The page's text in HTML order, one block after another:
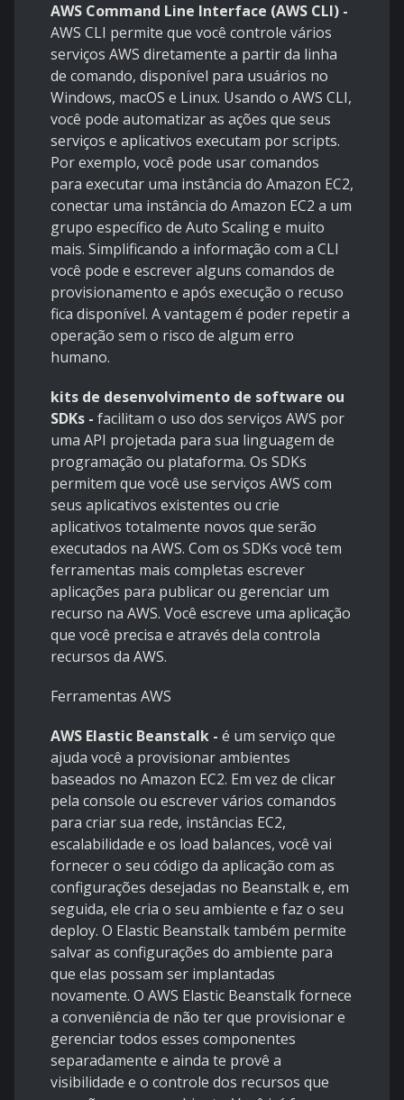
AWS Command Line Interface (AWS CLI) -
AWS CLI permite que você controle vários
serviços AWS diretamente a partir da linha
de comando, disponível para usuários no
Windows, macOS e Linux. Usando o AWS CLI,
você pode automatizar as ações que seus
serviços e aplicativos executam por scripts.
Por exemplo, você pode usar comandos
para executar uma instância do Amazon EC2,
conectar uma instância do Amazon EC2 a um
grupo específico de Auto Scaling e muito
mais. Simplificando a informação com a CLI
você pode e escrever alguns comandos de
provisionamento e após execução o recuso
fica disponível. A vantagem é poder repetir a
operação sem o risco de algum erro
humano.
kits de desenvolvimento de software ou
SDKs - facilitam o uso dos serviços AWS por
uma API projetada para sua linguagem de
programação ou plataforma. Os SDKs
permitem que você use serviços AWS com
seus aplicativos existentes ou crie
aplicativos totalmente novos que serão
executados na AWS. Com os SDKs você tem
ferramentas mais completas escrever
aplicações para publicar ou gerenciar um
recurso na AWS. Você escreve uma aplicação
que você precisa e através dela controla
recursos da AWS.
Ferramentas AWS
AWS Elastic Beanstalk - é um serviço que
ajuda você a provisionar ambientes
baseados no Amazon EC2. Em vez de clicar
pela console ou escrever vários comandos
para criar sua rede, instâncias EC2,
escalabilidade e os load balances, você vai
fornecer o seu código da aplicação com as
configurações desejadas no Beanstalk e, em
seguida, ele cria o seu ambiente e faz o seu
deploy. O Elastic Beanstalk também permite
salvar as configurações do ambiente para
que elas possam ser implantadas
novamente. O AWS Elastic Beanstalk fornece
a conveniência de não ter que provisionar e
gerenciar todos esses componentes
separadamente e ainda te provê a
visibilidade e o controle dos recursos que